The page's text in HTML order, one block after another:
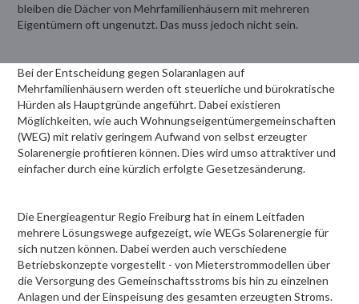
bleiben die Dächer von Mehrfamilienhäusern mit mehreren
Eigentümern oft ungenutzt. Das muss jedoch nicht sein.
Bei der Entscheidung gegen Solaranlagen auf
Mehrfamilienhäusern werden oft steuerliche und bürokratische
Hürden als Hauptgründe angeführt. Dabei existieren
Möglichkeiten, wie auch Wohnungseigentümergemeinschaften
(WEG) mit relativ geringem Aufwand von selbst erzeugter
Solarenergie profitieren können. Dies wird umso attraktiver und
einfacher durch eine kürzlich erfolgte Gesetzesänderung.
Die Energieagentur Regio Freiburg hat in einem Leitfaden
mehrere Lösungswege aufgezeigt, wie WEGs Solarenergie für
sich nutzen können. Dabei werden auch verschiedene
Betriebskonzepte vorgestellt - von Mieterstrommodellen über
die Versorgung des Gemeinschaftsstroms bis hin zu einzelnen
Anlagen und der Einspeisung des gesamten erzeugten Stroms.